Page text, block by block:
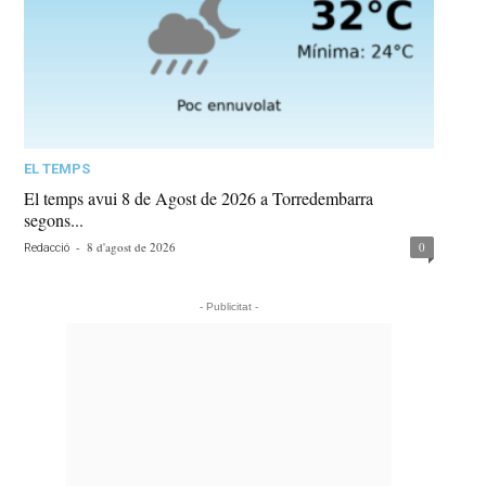
EL TEMPS
El temps avui 8 de Agost de 2026 a Torredembarra
segons...
Redacció - 8 d'agost de 2026 0
- Publicitat -